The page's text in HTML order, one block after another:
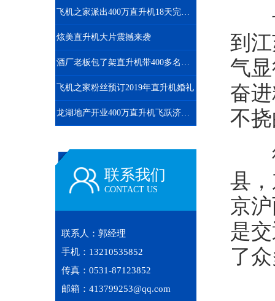
飞机之家派出400万直升机18天完成云南昆明直升机航测
炫美直升机大片震撼来袭
酒厂老板包了架直升机带400多名员工空中游览西柏坡
飞机之家粉丝预订2019年直升机婚礼
龙湖地产开业400万直升机飞跃济南东CBD
联系我们
CONTACT US
联系人：郭经理
手机：13210535852
传真：0531-87123852
邮箱：413799253@qq.com
长
到
气
奋
不
徐
县
京
是
了